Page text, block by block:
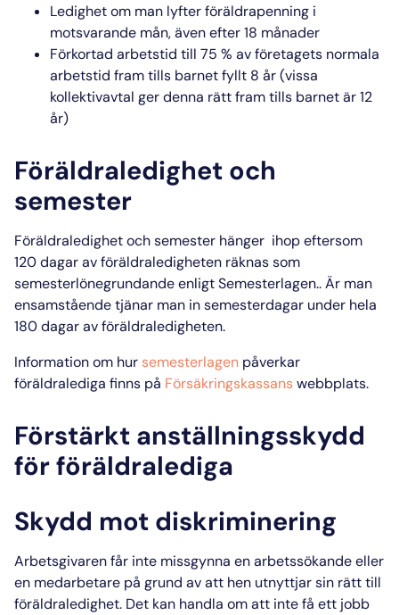
Ledighetom man lyfter föräldrapenning i
motsvarande mån, även efter 18 månader
Förkortad arbetstid till 75 % av företagets normala
arbetstid fram tills barnet fyllt 8 år (vissa
kollektivavtal ger denna rätt fram tills barnet är 12
år)
Föräldraledighet och
semester
Föräldraledighet och semester hänger ihop eftersom
120 dagar av föräldraledigheten räknas som
semesterlönegrundande enligt Semesterlagen.. Är man
ensamstående tjänar man in semesterdagar under hela
180 dagar av föräldraledigheten.
Information om hur semesterlagen påverkar
föräldralediga finns på Försäkringskassanswebbplats.
Förstärkt anställningsskydd
för föräldralediga
Skydd mot diskriminering
Arbetsgivarenfår inte missgynna en arbetssökande eller
en medarbetare på grund av att hen utnyttjar sin rätt till
föräldraledighet. Det kan handla om att inte få ett jobb